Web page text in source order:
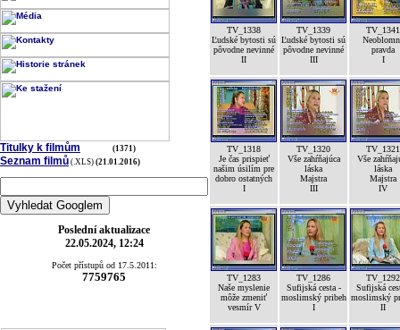
Titulky k filmům (1371)
Seznam filmů (.XLS) (21.01.2016)
Poslední aktualizace
22.05.2024, 12:24
Počet přístupů od 17.5.2011:
7759765
TV_1338
Ľudské bytosti sú
pôvodne nevinné
II
TV_1339
Ľudské bytosti sú
pôvodne nevinné
III
TV_1341
pravda
I
TV_1318
Je čas prispieť
našim úsilím pre
dobro ostatných
I
TV_1320
Vše zahŕňajúca
láska
Majstra
III
TV_1321
Vše
láska
Majstra
IV
TV_1283
Naše myslenie
môže zmeniť
vesmír V
TV_1286
Sufijská cesta -
moslimský pribeh
I
TV_1292
Sufijská
moslimský
II